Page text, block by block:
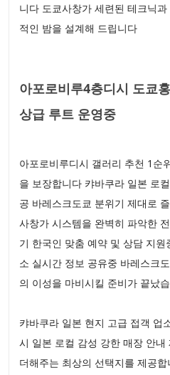
니다 도쿄사창가 세련된 테크닉
적인 밤을 설계해 드립니다
아포로비루4층디시 도쿄
상급 루트 운영중
아포로비루디시 갤러리 추천 1순
을 보장합니다 캬바쿠라 일본 로
공 바레스크도쿄 분위기 제대로
사창가 시스템을 완벽히 파악한
기 한국인 맞춤 예약 및 상담 지
소 실시간 정보 공유중 바레스크
의 이성을 마비시킬 준비가 끝났
캬바쿠라 일본 현지 고급 접객 업
시 일본 로컬 감성 강한 매장 안
더해주는 최상의 선택지를 제공